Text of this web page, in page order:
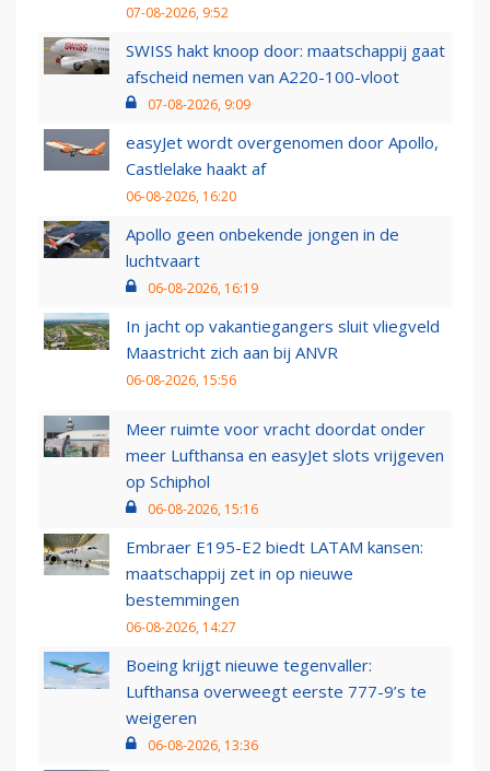
07-08-2026, 9:52
SWISS hakt knoop door: maatschappij gaat
afscheid nemen van A220-100-vloot
07-08-2026, 9:09
easyJet wordt overgenomen door Apollo,
Castlelake haakt af
06-08-2026, 16:20
Apollo geen onbekende jongen in de
luchtvaart
06-08-2026, 16:19
In jacht op vakantiegangers sluit vliegveld
Maastricht zich aan bij ANVR
06-08-2026, 15:56
Meer ruimte voor vracht doordat onder
meer Lufthansa en easyJet slots vrijgeven
op Schiphol
06-08-2026, 15:16
Embraer E195-E2 biedt LATAM kansen:
maatschappij zet in op nieuwe
bestemmingen
06-08-2026, 14:27
Boeing krijgt nieuwe tegenvaller:
Lufthansa overweegt eerste 777-9’s te
weigeren
06-08-2026, 13:36